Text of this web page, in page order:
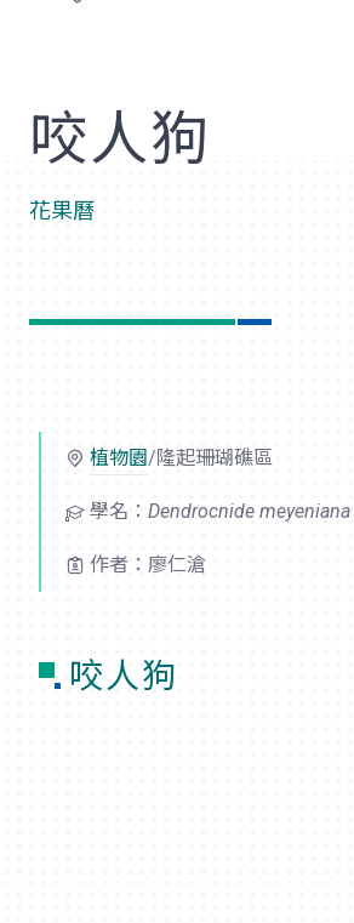
咬人狗
花果曆
植物園/隆起珊瑚礁區
學名： Dendrocnide meyeniana
作者：廖仁滄
咬人狗